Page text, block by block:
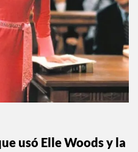
usó Elle Woods y la